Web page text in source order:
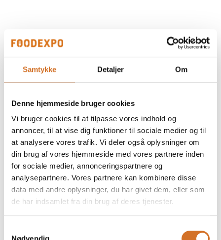
Samtykke Detaljer Om
Denne hjemmeside bruger cookies
Vi bruger cookies til at tilpasse vores indhold og
annoncer, til at vise dig funktioner til sociale medier og til
at analysere vores trafik. Vi deler også oplysninger om
din brug af vores hjemmeside med vores partnere inden
for sociale medier, annonceringspartnere og
analysepartnere. Vores partnere kan kombinere disse
data med andre oplysninger, du har givet dem, eller som
de har indsamlet fra din brug af deres tjenester.
Nødvendig
Chocomel Original Can 250ml
Chocomel 6x200ml